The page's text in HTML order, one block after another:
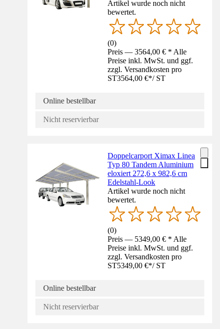
Artikel wurde noch nicht
bewertet.
(0)
Preis — 3564,00 € * Alle
Preise inkl. MwSt. und ggf.
zzgl. Versandkosten pro
ST3564,00 €*/ ST
Online bestellbar
Nicht reservierbar
Doppelcarport Ximax Linea
Typ 80 Tandem Aluminium
eloxiert 272,6 x 982,6 cm
Edelstahl-Look
Artikel wurde noch nicht
bewertet.
(0)
Preis — 5349,00 € * Alle
Preise inkl. MwSt. und ggf.
zzgl. Versandkosten pro
ST5349,00 €*/ ST
Online bestellbar
Nicht reservierbar